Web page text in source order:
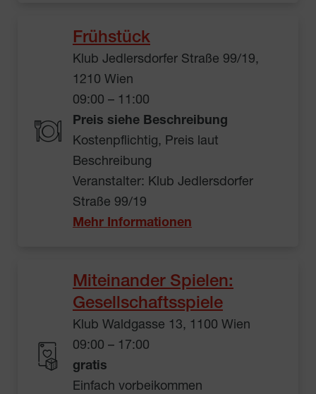
Frühstück
Klub Jedlersdorfer Straße 99/19,
1210 Wien
09:00 – 11:00
Preis siehe Beschreibung
Kostenpflichtig, Preis laut
Beschreibung
Veranstalter: Klub Jedlersdorfer
Straße 99/19
Mehr Informationen
Miteinander Spielen:
Gesellschaftsspiele
Klub Waldgasse 13, 1100 Wien
09:00 – 17:00
gratis
Einfach vorbeikommen